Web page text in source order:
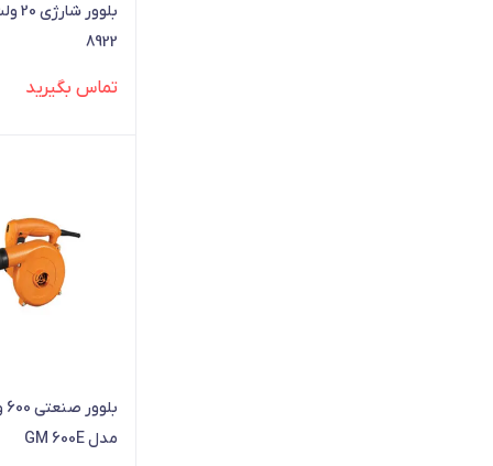
8922
تماس بگیرید
مدل GM 600E